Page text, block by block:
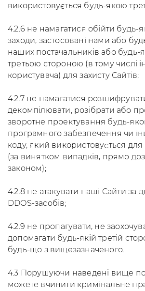
використовується будь-якою
4.2.6 не намагатися обійти будь-
заходи, застосовані нами або
наших постачальників або
третьою стороною (в тому числі
користувача) для захисту Сайтів;
4.2.7 не намагатися
декомпілювати, розібрати або
зворотне проектування будь-
програмного забезпечення чи
коду, який використовується
(за винятком випадків, прямо
законом);
4.2.8 не атакувати наші Сайти за
DDOS-засобів;
4.2.9 не пропагувати, не
допомагати будь-якій третій
будь-що з вищезазначеного.
4.3 Порушуючи наведені вище
можете вчинити кримінальне